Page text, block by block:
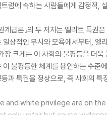
럼에 속하는 사람들에게 감정적,
계급론』의 두 저자는 엘리트 특
일상적인 무시와 모욕에서부터, 엘
장 크게는 이 사회의 불평등을 더
이 불평등한 체계를 용인하는 수준
과 특권을 정상으로, 즉 사회의
and white privilege are on